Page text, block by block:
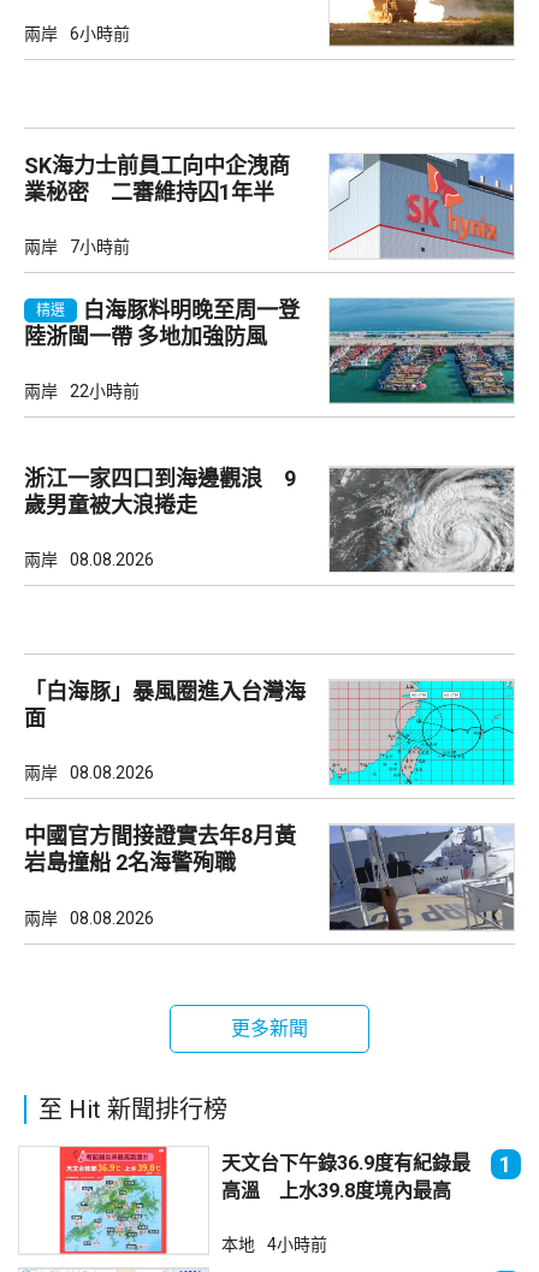
兩岸 6小時前
SK海力士前員工向中企洩商
業秘密 二審維持囚1年半
兩岸 7小時前
精選
白海豚料明晚至周一登
陸浙閩一帶 多地加強防風
兩岸 22小時前
浙江一家四口到海邊觀浪 9
歲男童被大浪捲走
兩岸 08.08.2026
「白海豚」暴風圈進入台灣海
面
兩岸 08.08.2026
中國官方間接證實去年8月黃
岩島撞船 2名海警殉職
兩岸 08.08.2026
更多新聞
至 Hit 新聞排行榜
天文台下午錄36.9度有紀錄最
高溫 上水39.8度境內最高
1
本地 4小時前